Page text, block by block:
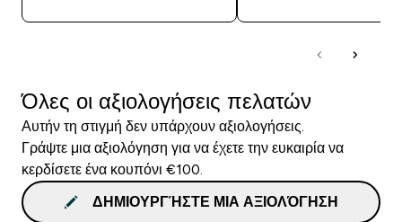
Όλες οι αξιολογήσεις πελατών
Αυτήν τη στιγμή δεν υπάρχουν αξιολογήσεις.
Γράψτε μια αξιολόγηση για να έχετε την ευκαιρία να
κερδίσετε ένα κουπόνι €100.
ΔΗΜΙΟΥΡΓΉΣΤΕ ΜΙΑ ΑΞΙΟΛΌΓΗΣΗ